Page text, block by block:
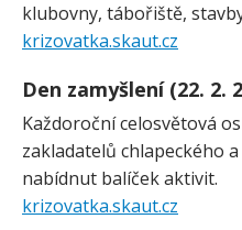
klubovny, tábořiště,
krizovatka.skaut.cz
Den zamyšlení (22. 2.
Každoroční celosvětová
zakladatelů chlapeckého
nabídnut balíček aktivit.
krizovatka.skaut.cz